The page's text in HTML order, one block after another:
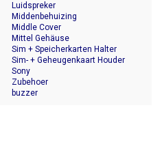
Luidspreker
Middenbehuizing
Middle Cover
Mittel Gehäuse
Sim + Speicherkarten Halter
Sim- + Geheugenkaart Houder
Sony
Zubehoer
buzzer